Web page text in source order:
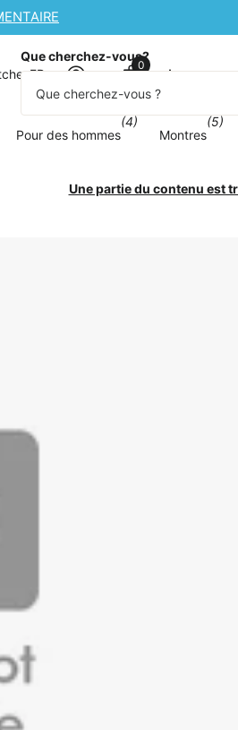
SUPPLÉMENTAIRE
Que cherchez-vous?
Panier
0
Pour des hommes
(4)
Montres
(5)
Une partie du contenu est